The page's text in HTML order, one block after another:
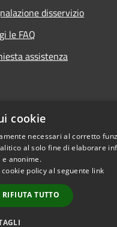
disservizio
le FAQ
assistenza
Copyright © 2026 • Comune
cookie
necessari al corretto
al solo fine di elaborare
anonime.
policy al seguente link
RIFIUTA TUTTO